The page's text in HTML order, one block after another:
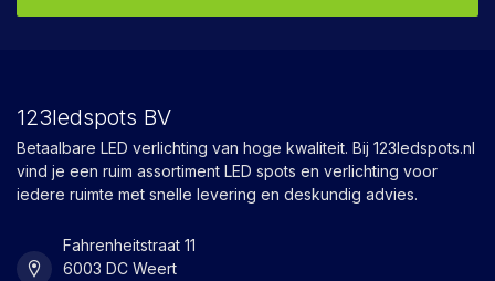
123ledspots BV
Betaalbare LED verlichting van hoge kwaliteit. Bij 123ledspots.nl
vind je een ruim assortiment LED spots en verlichting voor
iedere ruimte met snelle levering en deskundig advies.
Fahrenheitstraat 11
6003 DC Weert